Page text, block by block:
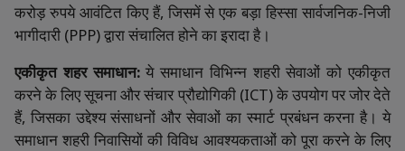
करोड़ रुपये आवंटित किए हैं, जिसमें से एक बड़ा हिस्सा सार्वजनिक-निजी
भागीदारी (PPP)द्वारासंचालितहोनेकाइरादाहै।
एकीकृत शहर समाधान: ये समाधान विभिन्न शहरी सेवाओं को एकीकृत
करनेकेलिएसूचनाऔरसंचारप्रौद्योगिकी(ICT)केउपयोगपरजोरदेते
हैं, जिसका उद्देश्य संसाधनों और सेवाओं का स्मार्ट प्रबंधन करना है। ये
समाधान शहरी निवासियों की विविध आवश्यकताओं को पूरा करने के लिए